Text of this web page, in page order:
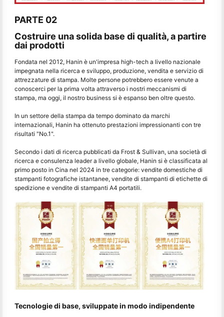
PARTE 02
Costruire una solida base di qualità, a partire
dai prodotti
Fondata nel 2012, Hanin è un'impresa high-tech a livello nazionale
impegnata nella ricerca e sviluppo, produzione, vendita e servizio di
attrezzature di stampa. Molte persone potrebbero essere venute a
conoscerci per la prima volta attraverso i nostri meccanismi di
stampa, ma oggi, il nostro business si è espanso ben oltre questo.
In un settore della stampa da tempo dominato da marchi
internazionali, Hanin ha ottenuto prestazioni impressionanti con tre
risultati "No.1".
Secondo i dati di ricerca pubblicati da Frost & Sullivan, una società di
ricerca e consulenza leader a livello globale, Hanin si è classificata al
primo posto in Cina nel 2024 in tre categorie: vendite domestiche di
stampanti fotografiche istantanee, vendite di stampanti di etichette di
spedizione e vendite di stampanti A4 portatili.
Tecnologie di base, sviluppate in modo indipendente